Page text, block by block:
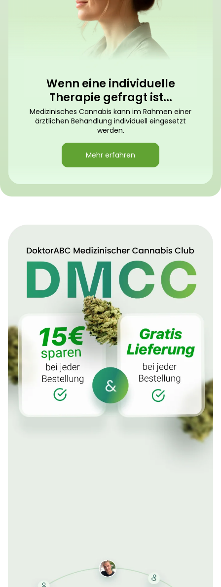
Wenn eine individuelle
Therapie gefragt ist...
Medizinisches Cannabis kann im Rahmen einer
ärztlichen Behandlung individuell eingesetzt
werden.
Mehr erfahren